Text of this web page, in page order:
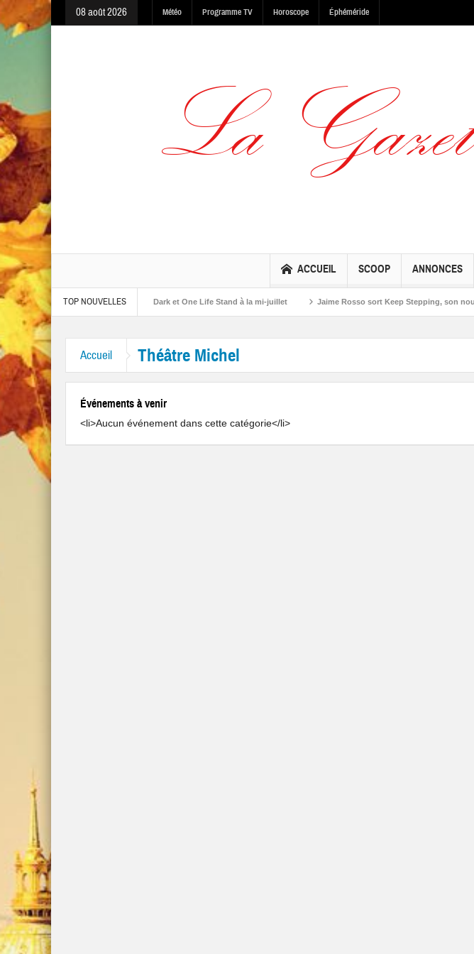
08 août 2026 Météo Programme TV Horoscope Éphéméride
ACCUEIL SCOOP ANNONCES
TOP NOUVELLES
The Warning, Made In The Dark et One Life Stand à la mi-juillet Jaime Rosso sort Keep Stepping, son nouvel EP
“Mr. Tambourine Man” et “Like A Rolling Stone”
Accueil Théâtre Michel
Événements à venir
<li>Aucun événement dans cette catégorie</li>